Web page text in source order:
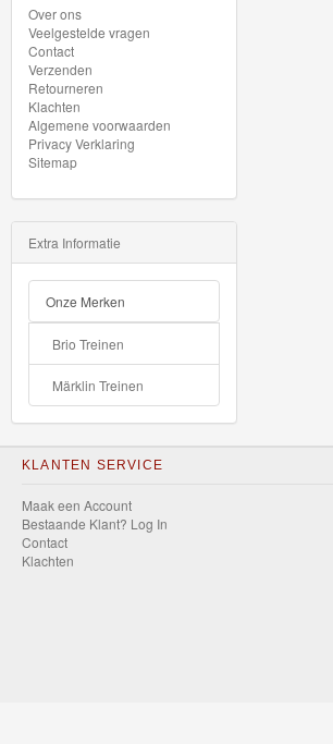
Chuggington
Hot
Wheels
Majorette
Siku
GraviTrax
Little
Dutch
Super
Mario
Disney
Cars
3
Over ons
Veelgestelde vragen
Contact
Verzenden
Retourneren
Klachten
Algemene voorwaarden
Privacy Verklaring
Sitemap
Extra Informatie
Onze Merken
Brio Treinen
Märklin Treinen
KLANTEN SERVICE
Maak een Account
Bestaande Klant? Log In
Contact
Klachten